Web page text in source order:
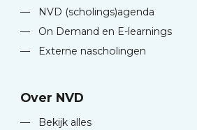
—
NVD (scholings)agenda
—
On Demand en E-learnings
—
Externe nascholingen
Over NVD
—
Bekijk alles